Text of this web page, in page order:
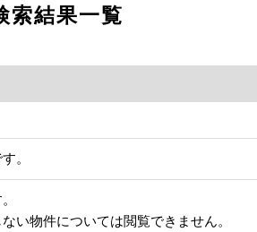
索結果一覧
。
い物件については閲覧できません。